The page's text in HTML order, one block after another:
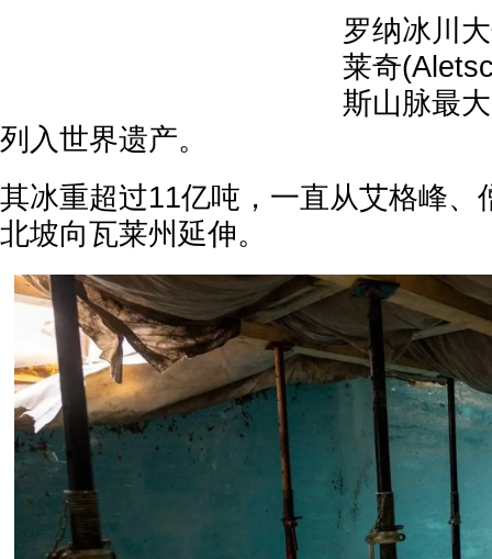
罗纳冰川
莱奇
斯山脉最
列入世界遗产。
其冰重超过11亿吨，一直从艾格峰、
北坡向瓦莱州延伸。